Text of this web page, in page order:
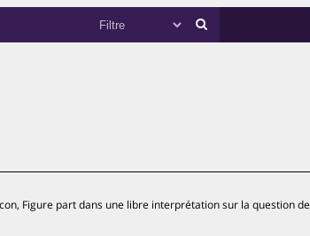
Figure part dans une libre interprétation sur la question de